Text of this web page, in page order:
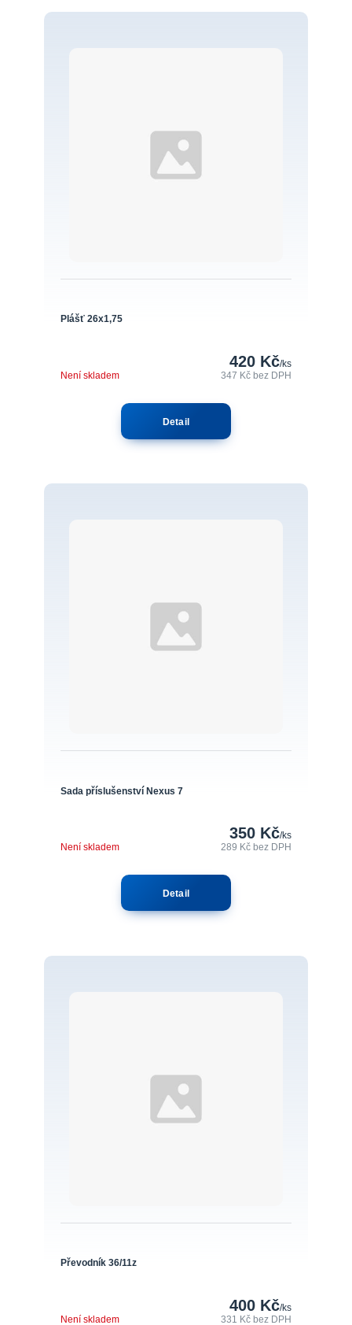
Plášť 26x1,75
420 Kč/ks
347 Kčbez DPH
Není skladem
Detail
Sada příslušenství Nexus 7
350 Kč/ks
289 Kč bez DPH
Není skladem
Detail
Převodník 36/11z
400 Kč/ks
331 Kčbez DPH
Není skladem